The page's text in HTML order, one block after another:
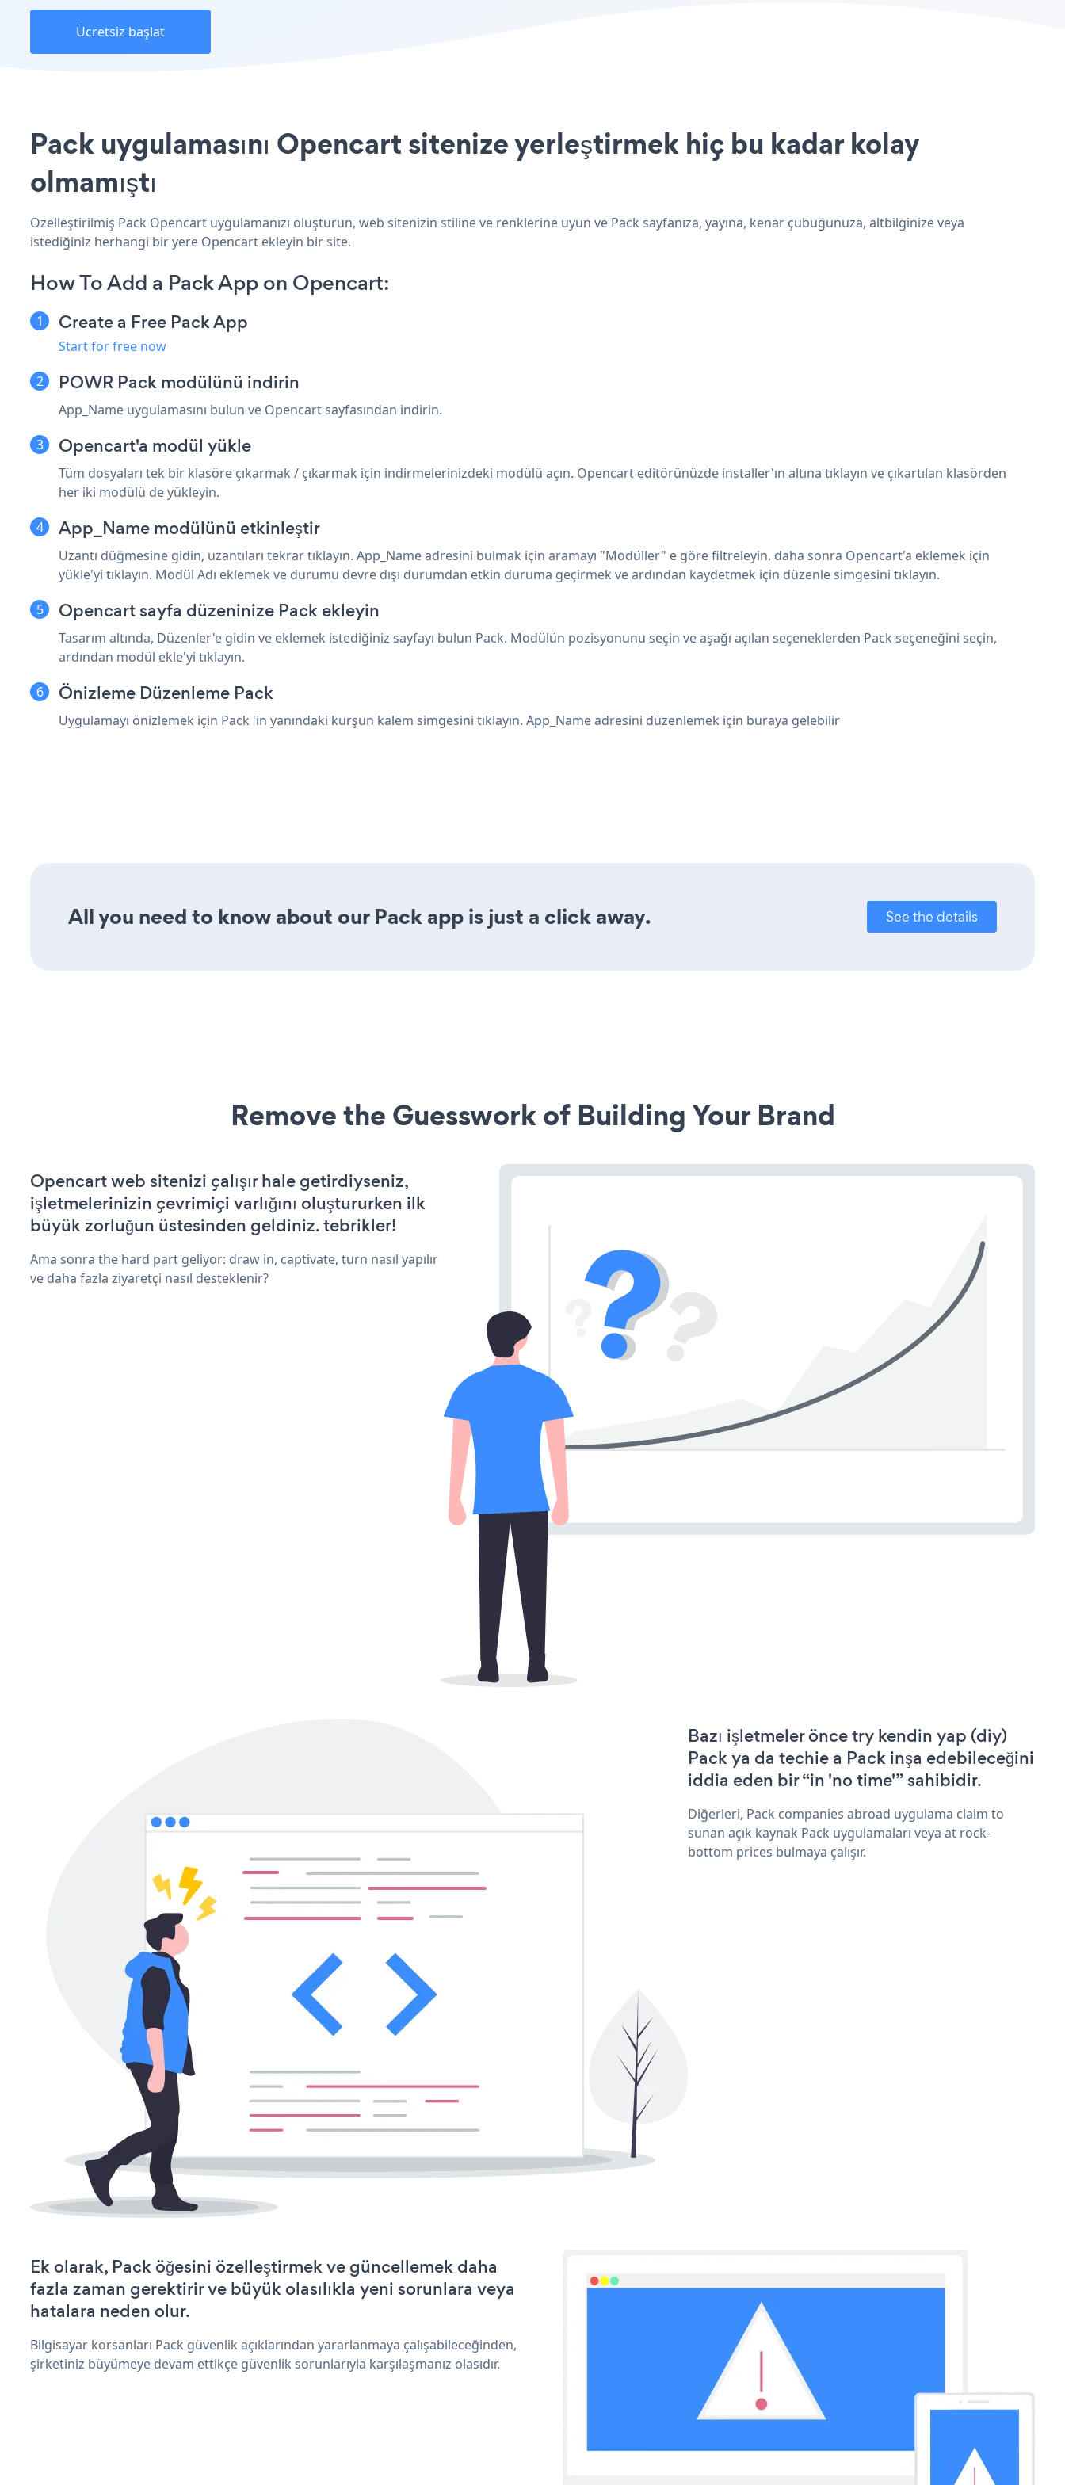
Ücretsiz başlat
Pack uygulamasını Opencart sitenize yerleştirmek hiç bu kadar kolay
olmamıştı
Özelleştirilmiş Pack Opencart uygulamanızı oluşturun, web sitenizin stiline ve renklerine uyun ve Pack sayfanıza, yayına, kenar çubuğunuza, altbilginize veya
istediğiniz herhangi bir yere Opencart ekleyin bir site.
How To Add a Pack App on Opencart:
Create a Free Pack App
Start for free now
POWR Pack modülünü indirin
App_Name uygulamasını bulun ve Opencart sayfasından indirin.
Opencart'a modül yükle
Tüm dosyaları tek bir klasöre çıkarmak / çıkarmak için indirmelerinizdeki modülü açın. Opencart editörünüzde installer'ın altına tıklayın ve çıkartılan klasörden
her iki modülü de yükleyin.
App_Name modülünü etkinleştir
Uzantı düğmesine gidin, uzantıları tekrar tıklayın. App_Name adresini bulmak için aramayı "Modüller" e göre filtreleyin, daha sonra Opencart'a eklemek için
yükle'yi tıklayın. Modül Adı eklemek ve durumu devre dışı durumdan etkin duruma geçirmek ve ardından kaydetmek için düzenle simgesini tıklayın.
Opencart sayfa düzeninize Pack ekleyin
Tasarım altında, Düzenler'e gidin ve eklemek istediğiniz sayfayı bulun Pack. Modülün pozisyonunu seçin ve aşağı açılan seçeneklerden Pack seçeneğini seçin,
ardından modül ekle'yi tıklayın.
Önizleme Düzenleme Pack
Uygulamayı önizlemek için Pack 'in yanındaki kurşun kalem simgesini tıklayın. App_Name adresini düzenlemek için buraya gelebilir
All you need to know about our Pack app is just a click away. See the details
Remove the Guesswork of Building Your Brand
Opencart web sitenizi çalışır hale getirdiyseniz,
işletmelerinizin çevrimiçi varlığını oluştururken ilk
büyük zorluğun üstesinden geldiniz. tebrikler!
Ama sonra the hard part geliyor: draw in, captivate, turn nasıl yapılır
ve daha fazla ziyaretçi nasıl desteklenir?
Bazı işletmeler önce try kendin yap (diy)
Pack ya da techie a Pack inşa edebileceğini
iddia eden bir “in 'no time'” sahibidir.
Diğerleri, Pack companies abroad uygulama claim to
sunan açık kaynak Pack uygulamaları veya at rock-
bottom prices bulmaya çalışır.
Ek olarak, Pack öğesini özelleştirmek ve güncellemek daha
fazla zaman gerektirir ve büyük olasılıkla yeni sorunlara veya
hatalara neden olur.
Bilgisayar korsanları Pack güvenlik açıklarından yararlanmaya çalışabileceğinden,
şirketiniz büyümeye devam ettikçe güvenlik sorunlarıyla karşılaşmanız olasıdır.